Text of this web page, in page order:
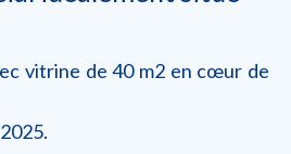
vitrine de 40 m2 en cœur de